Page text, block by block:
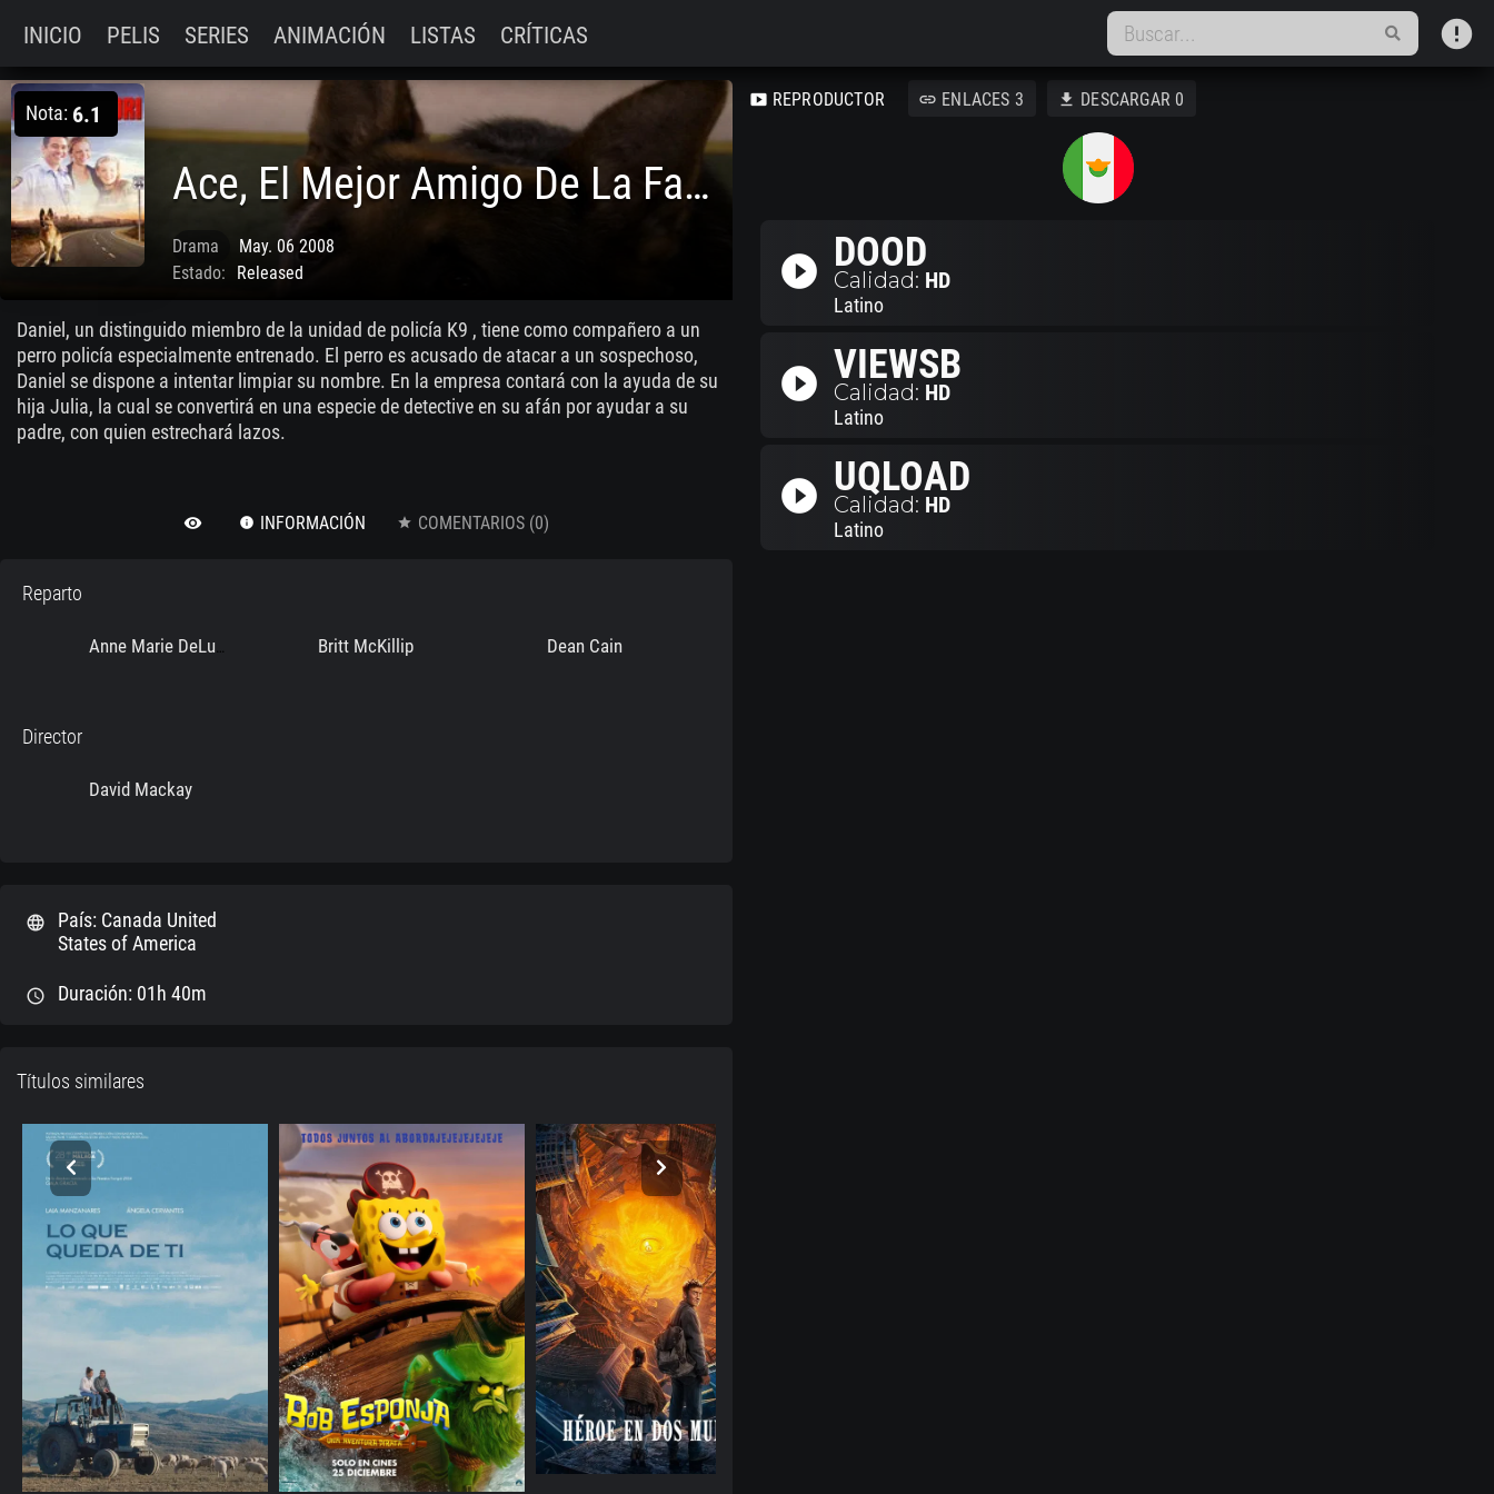
INICIO PELIS SERIES ANIMACIÓN LISTAS CRÍTICAS error
Nota: 6.1
Ace, El Mejor Amigo De La Familia
Drama
May. 06 2008
Estado:
Released
Daniel, un distinguido miembro de la unidad de policía K9 , tiene como compañero a un
perro policía especialmente entrenado. El perro es acusado de atacar a un sospechoso,
Daniel se dispone a intentar limpiar su nombre. En la empresa contará con la ayuda de su
hija Julia, la cual se convertirá en una especie de detective en su afán por ayudar a su
padre, con quien estrechará lazos.
remove_red_eye info INFORMACIÓN star COMENTARIOS (0)
Reparto
Britt McKillip Dean Cain
Director
David Mackay
language
País: Canada United
States of America
schedule Duración: 01h 40m
Títulos similares
smart_display REPRODUCTOR link ENLACES 3 download DESCARGAR 0
play_circle_filled DOOD
Calidad: HD
Latino
play_circle_filled VIEWSB
Calidad: HD
Latino
play_circle_filled UQLOAD
Calidad: HD
Latino